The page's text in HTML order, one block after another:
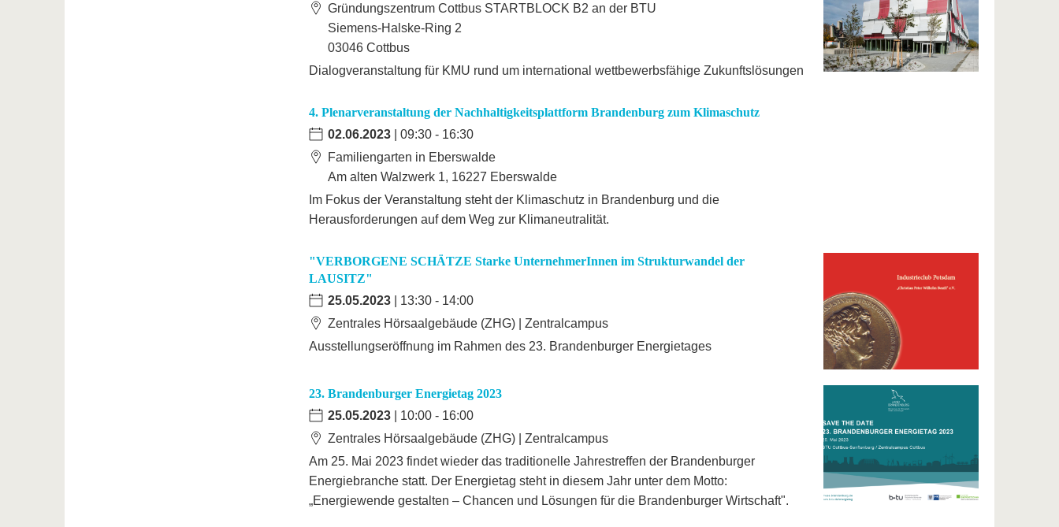
Gründungszentrum Cottbus STARTBLOCK B2 an der BTU
Siemens-Halske-Ring 2
03046 Cottbus
Dialogveranstaltung für KMU rund um international wettbewerbsfähige Zukunftslösungen
4. Plenarveranstaltung der Nachhaltigkeitsplattform Brandenburg zum Klimaschutz
02.06.2023 | 09:30 - 16:30
Familiengarten in Eberswalde
Am alten Walzwerk 1, 16227 Eberswalde
Im Fokus der Veranstaltung steht der Klimaschutz in Brandenburg und die
Herausforderungen auf dem Weg zur Klimaneutralität.
"VERBORGENE SCHÄTZE Starke UnternehmerInnen im Strukturwandel der
LAUSITZ"
25.05.2023 | 13:30 - 14:00
Zentrales Hörsaalgebäude (ZHG) | Zentralcampus
Ausstellungseröffnung im Rahmen des 23. Brandenburger Energietages
23. Brandenburger Energietag 2023
25.05.2023 | 10:00 - 16:00
Zentrales Hörsaalgebäude (ZHG) | Zentralcampus
Am 25. Mai 2023 findet wieder das traditionelle Jahrestreffen der Brandenburger
Energiebranche statt. Der Energietag steht in diesem Jahr unter dem Motto:
„Energiewende gestalten – Chancen und Lösungen für die Brandenburger Wirtschaft".